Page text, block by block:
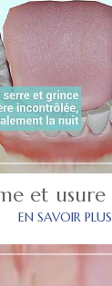
et
EN SAVOIR PLUS